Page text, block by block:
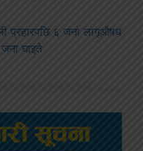
प्रहारपछि ६ जना लागूऔषध
घाइते